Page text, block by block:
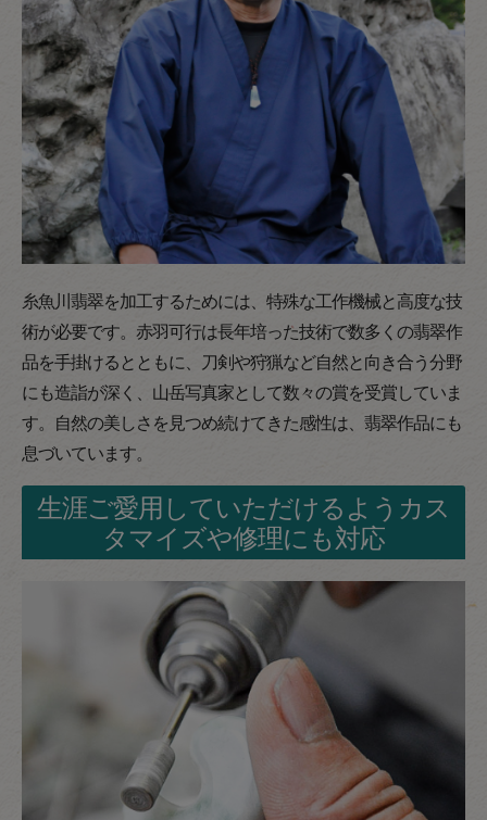
糸魚川翡翠を加工するためには、特殊な工作機械と高度な技
術が必要です。赤羽可行は長年培った技術で数多くの翡翠作
品を手掛けるとともに、刀剣や狩猟など自然と向き合う分野
にも造詣が深く、山岳写真家として数々の賞を受賞していま
す。自然の美しさを見つめ続けてきた感性は、翡翠作品にも
息づいています。
生涯ご愛用していただけるようカス
タマイズや修理にも対応